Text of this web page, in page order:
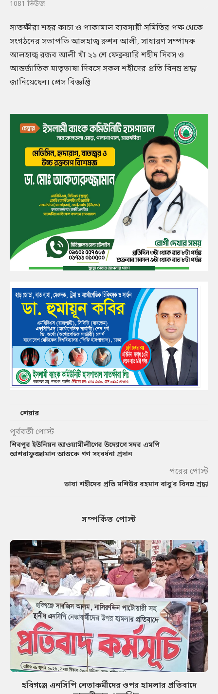
1081 ভিউজ
সাতক্ষীরা শহর কাচা ও পাকামাল ব্যবসায়ী সমিতির পক্ষ থেকে
সংগঠনের সভাপতি আলহাজ্ব রুশন আলী, সাধারণ সম্পাদক
আলহাজ্ব রজব আলী খাঁ ২১ শে ফেব্রুয়ারি শহীদ দিবস ও
আন্তর্জাতিক মাতৃভাষা দিবসে সকল শহীদের প্রতি বিনম্র শ্রদ্ধা
জানিয়েছেন। প্রেস বিজ্ঞপ্তি
শেয়ার
পূর্ববর্তী পোস্ট
শিবপুর ইউনিয়ন আওয়ামীলীগের উদ্যোগে সদর এমপি
আশরাফুজ্জামান আশুকে গণ সংবর্ধনা প্রদান
পরের পোস্ট
ভাষা শহীদের প্রতি মশিউর রহমান বাবু’র বিনম্র শ্রদ্ধা
সম্পর্কিত পোস্ট
হবিগঞ্জে এনসিপি নেতাকর্মীদের ওপর হামলার প্রতিবাদে